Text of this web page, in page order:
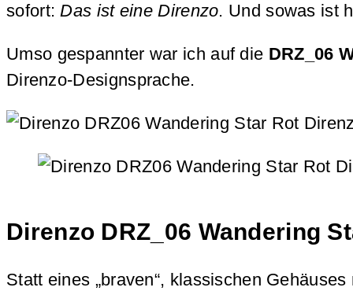
sofort:Das ist eine Direnzo. Und sowas ist
Umso gespannter war ich auf die DRZ_06
Direnzo-Designsprache.
Direnzo DRZ_06 Wandering
Statt eines „braven“, klassischen